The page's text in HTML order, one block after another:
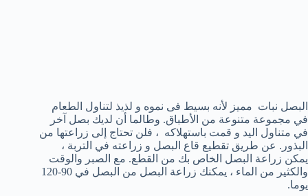
البصل نبات مميز لأنه بسيط فى نموه و لذيذ لتناول الطعام
في مجموعة متنوعة من الأطباق. وطالما أن لديك بصل آخر
في متناول اليد و قمت باستهلاكه ، فلن تحتاج إلى زراعتها من
البذور. عن طريق تقطيع قاع البصل و زراعته في التربة ،
يمكن زراعة البصل الخاص بك من القطع. مع الصبر والوقت
والكثير من الماء ، يمكنك زراعة البصل من البصل في 90-120
يوما.